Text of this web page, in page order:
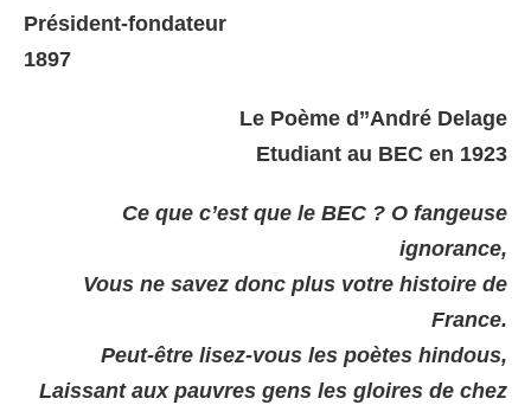
Président-fondateur
1897
Le Poème d’’André Delage
Etudiant au BEC en 1923
Ce que c’est que le BEC ? O fangeuse
ignorance,
Vous ne savez donc plus votre histoire de
France.
Peut-être lisez-vous les poètes hindous,
Laissant aux pauvres gens les gloires de chez